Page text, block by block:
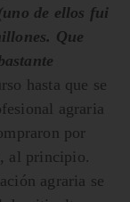
de ellos fui
Que
hasta que se
agraria
por
al principio.
agraria se